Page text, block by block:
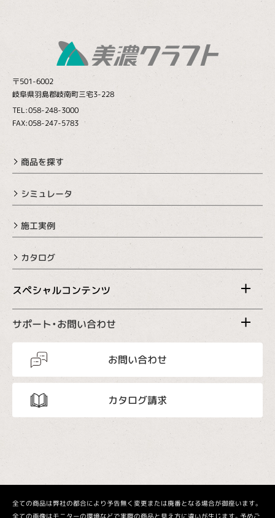
〒501-6002
岐阜県羽島郡岐南町三宅3-228
TEL:058-248-3000
FAX:058-247-5783
商品を探す
シミュレータ
施工実例
カタログ
スペシャルコンテンツ
サポート・お問い合わせ
お問い合わせ
カタログ請求
全ての商品は弊社の都合により予告無く変更または廃番となる場合が御座います。